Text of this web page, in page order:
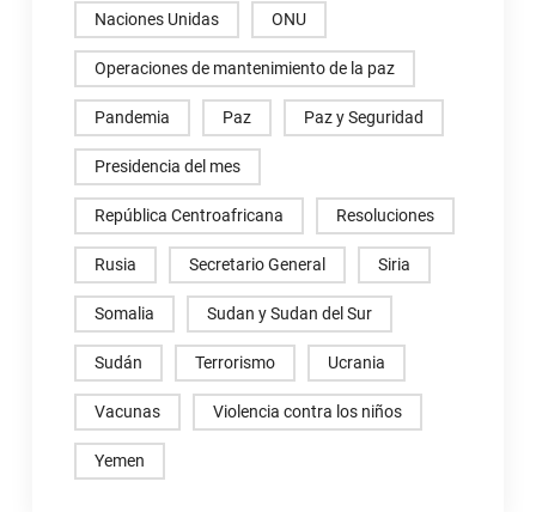
Naciones Unidas ONU
Operaciones de mantenimiento de la paz
Pandemia Paz Paz y Seguridad
Presidencia del mes
República Centroafricana Resoluciones
Rusia Secretario General Siria
Somalia Sudan y Sudan del Sur
Sudán Terrorismo Ucrania
Vacunas Violencia contra los niños
Yemen